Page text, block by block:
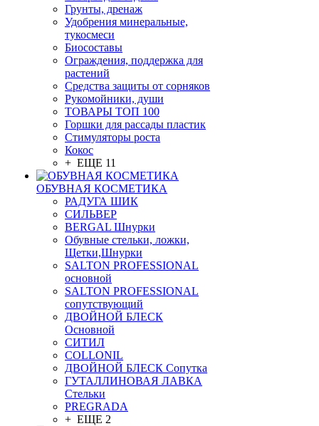
Грунты, дренаж
Удобрения минеральные,
тукосмеси
Биосоставы
Ограждения, поддержка для
растений
Средства защиты от сорняков
Рукомойники, души
ТОВАРЫ ТОП 100
Горшки для рассады пластик
Стимуляторы роста
Кокос
+ ЕЩЕ 11
ОБУВНАЯ КОСМЕТИКА
РАДУГА ШИК
СИЛЬВЕР
BERGAL Шнурки
Обувные стельки, ложки,
Щетки,Шнурки
SALTON PROFESSIONAL
основной
SALTON PROFESSIONAL
сопутствующий
ДВОЙНОЙ БЛЕСК
Основной
СИТИЛ
COLLONIL
ДВОЙНОЙ БЛЕСК Сопутка
ГУТАЛЛИНОВАЯ ЛАВКА
Стельки
PREGRADA
+ ЕЩЕ 2